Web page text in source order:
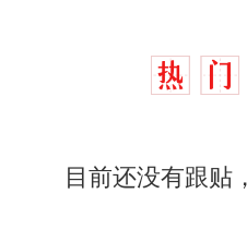
目前还没有跟贴